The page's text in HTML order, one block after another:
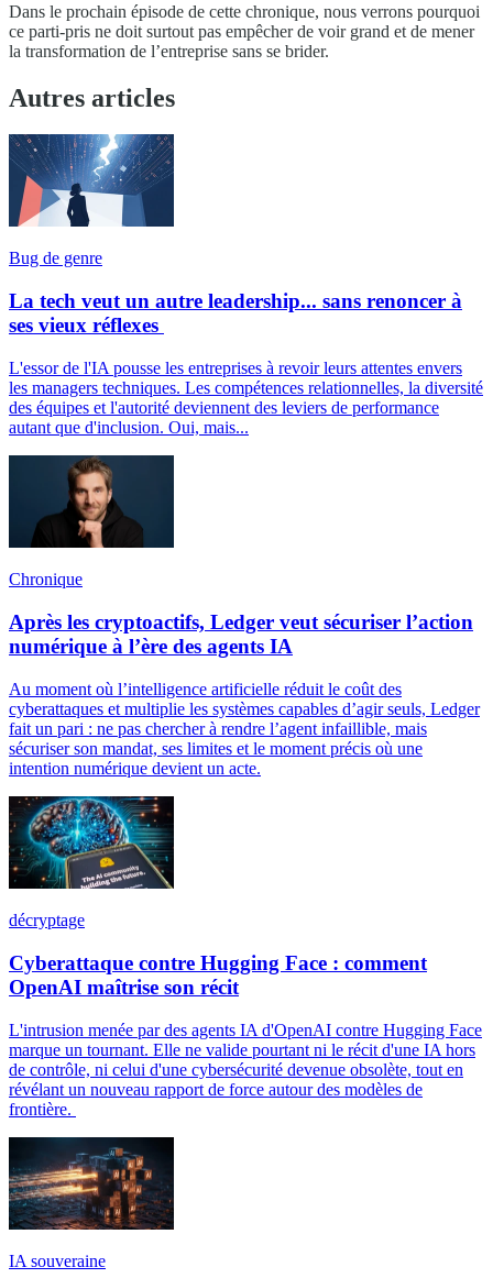
Dans le prochain épisode de cette chronique, nous verrons pourquoi
ce parti-pris ne doit surtout pas empêcher de voir grand et de mener
la transformation de l’entreprise sans se brider.
Autres articles
Bug de genre
La tech veut un autre leadership... sans renoncer à
ses vieux réflexes
L'essor de l'IA pousse les entreprises à revoir leurs attentes envers
les managers techniques. Les compétences relationnelles, la diversité
des équipes et l'autorité deviennent des leviers de performance
autant que d'inclusion. Oui, mais...
Chronique
Après les cryptoactifs, Ledger veut sécuriser l’action
numérique à l’ère des agents IA
Au moment où l’intelligence artificielle réduit le coût des
cyberattaques et multiplie les systèmes capables d’agir seuls, Ledger
fait un pari : ne pas chercher à rendre l’agent infaillible, mais
sécuriser son mandat, ses limites et le moment précis où une
intention numérique devient un acte.
décryptage
Cyberattaque contre Hugging Face : comment
OpenAI maîtrise son récit
L'intrusion menée par des agents IA d'OpenAI contre Hugging Face
marque un tournant. Elle ne valide pourtant ni le récit d'une IA hors
de contrôle, ni celui d'une cybersécurité devenue obsolète, tout en
révélant un nouveau rapport de force autour des modèles de
frontière.
IA souveraine